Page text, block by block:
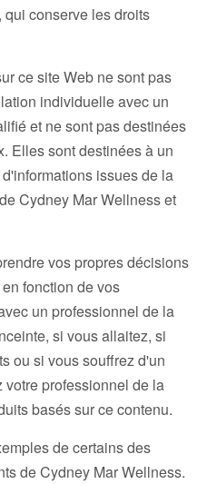
conserve les droits
ce site Web ne sont pas
individuelle avec un
et ne sont pas destinées
Elles sont destinées à un
issues de la
Cydney Mar Wellness et
vos propres décisions
fonction de vos
un professionnel de la
si vous allaitez, si
ou si vous souffrez d'un
votre professionnel de la
basés sur ce contenu.
de certains des
de Cydney Mar Wellness.